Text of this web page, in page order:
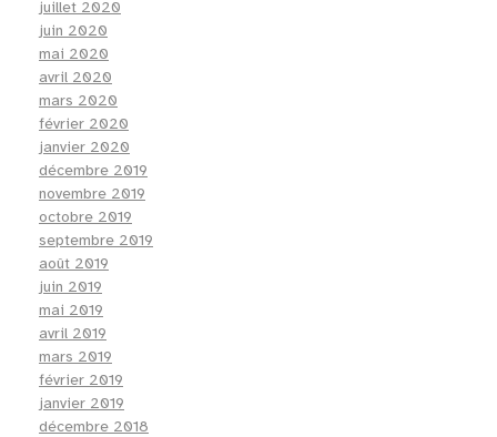
juillet 2020
juin 2020
mai 2020
avril 2020
mars 2020
février 2020
janvier 2020
décembre 2019
novembre 2019
octobre 2019
septembre 2019
août 2019
juin 2019
mai 2019
avril 2019
mars 2019
février 2019
janvier 2019
décembre 2018